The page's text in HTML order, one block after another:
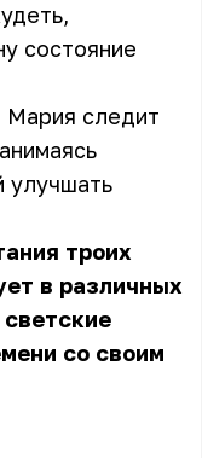
состояние
Мария следит
улучшать
троих
в различных
со своим